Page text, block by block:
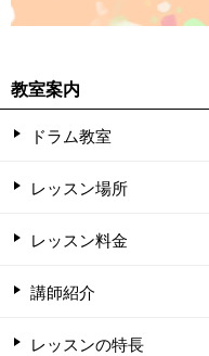
教室案内
ドラム教室
レッスン場所
レッスン料金
講師紹介
レッスンの特長